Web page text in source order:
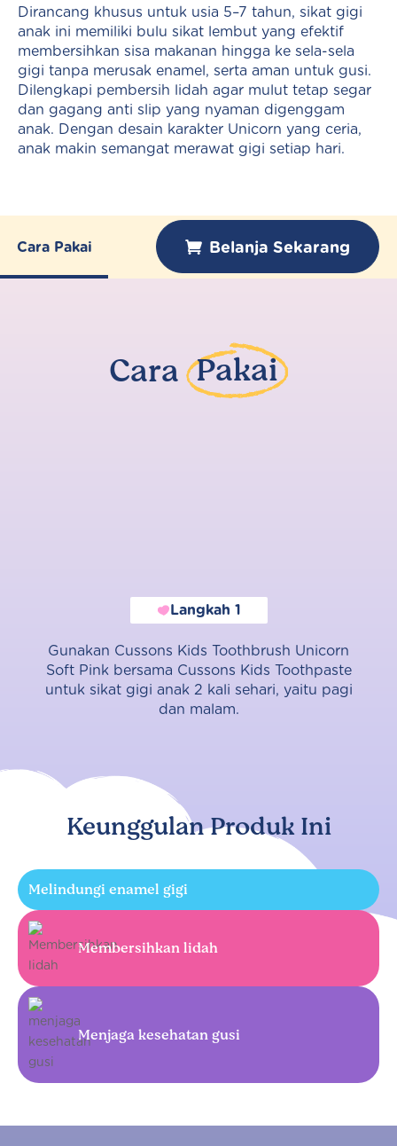
Dirancang khusus untuk usia 5–7 tahun, sikat gigi
anak ini memiliki bulu sikat lembut yang efektif
membersihkan sisa makanan hingga ke sela-sela
gigi tanpa merusak enamel, serta aman untuk gusi.
Dilengkapi pembersih lidah agar mulut tetap segar
dan gagang anti slip yang nyaman digenggam
anak. Dengan desain karakter Unicorn yang ceria,
anak makin semangat merawat gigi setiap hari.
Cara Pakai Belanja Sekarang
Cara Pakai
Langkah 1
Gunakan Cussons Kids Toothbrush Unicorn
Soft Pink bersama Cussons Kids Toothpaste
untuk sikat gigi anak 2 kali sehari, yaitu pagi
dan malam.
Keunggulan Produk Ini
Melindungi enamel gigi
Membersihkan lidah
Menjaga kesehatan gusi